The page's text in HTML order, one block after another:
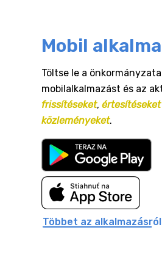
Mobil
Töltse le a
mobilalkalmazást és az
frissítéseket, értesítéseket
közleményeket.
Többet az alkalmazásról